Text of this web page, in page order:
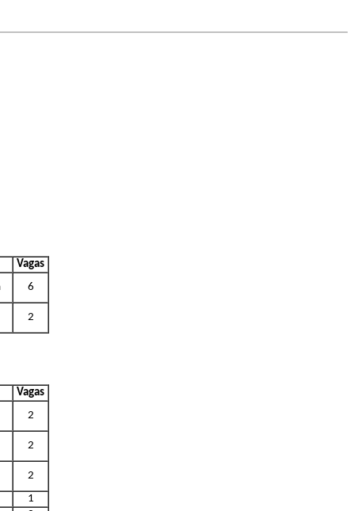
Vagas
6
2
Vagas
2
2
2
1